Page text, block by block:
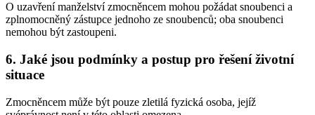
O uzavření manželství zmocněncem mohou požádat snoubenci a
zplnomocněný zástupce jednoho ze snoubenců; oba snoubenci
nemohou být zastoupeni.
6. Jaké jsou podmínky a postup pro řešení životní
situace
Zmocněncem může být pouze zletilá fyzická osoba, jejíž